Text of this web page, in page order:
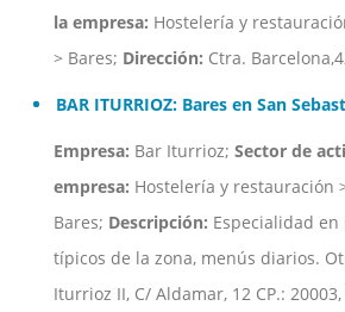
la empresa: Hostelería y
> Bares; Dirección: Ctra.
BAR ITURRIOZ: Bares en San
Empresa: Bar Iturrioz; Sector de
empresa: Hostelería y restauración
Bares; Descripción: Especialidad
típicos de la zona, menús diarios.
Iturrioz II, C/ Aldamar, 12 CP.: